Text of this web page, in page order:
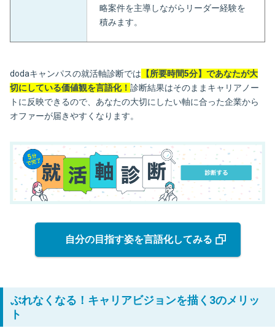
略案件を主導しながらリーダー経験を
積みます。
dodaキャンパスの就活軸診断では 【所要時間5分】であなたが大
切にしている価値観を言語化！ 診断結果はそのままキャリアノー
トに反映できるので、あなたの大切にしたい軸に合った企業から
オファーが届きやすくなります。
自分の目指す姿を言語化してみる
ぶれなくなる！キャリアビジョンを描く3のメリッ
ト